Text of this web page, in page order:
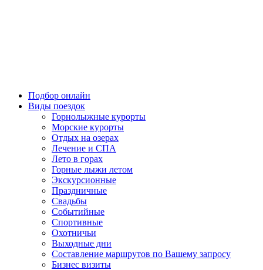
Подбор онлайн
Виды поездок
Горнолыжные курорты
Морские курорты
Отдых на озерах
Лечение и СПА
Лето в горах
Горные лыжи летом
Экскурсионные
Праздничные
Свадьбы
Событийные
Спортивные
Охотничьи
Выходные дни
Составление маршрутов по Вашему запросу
Бизнес визиты